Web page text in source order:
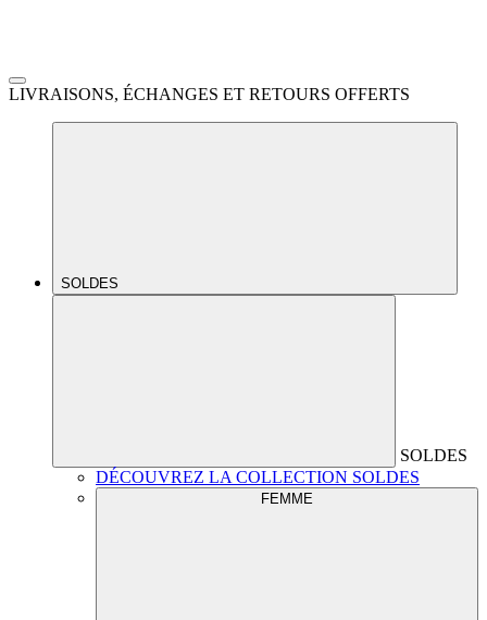
LIVRAISONS, ÉCHANGES ET RETOURS OFFERTS
SOLDES
SOLDES
DÉCOUVREZ LA COLLECTION SOLDES
FEMME